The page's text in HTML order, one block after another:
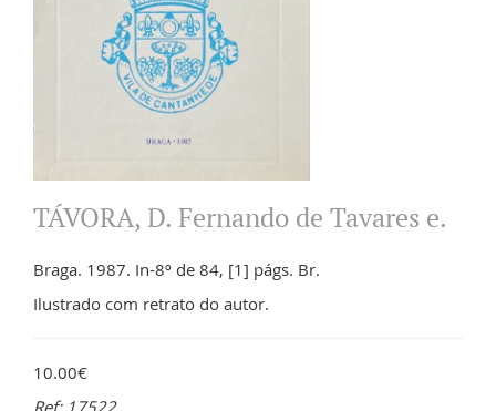
TÁVORA, D. Fernando de Tavares e.
Braga. 1987. In-8º de 84, [1] págs. Br.
Ilustrado com retrato do autor.
10.00€
Ref: 17522